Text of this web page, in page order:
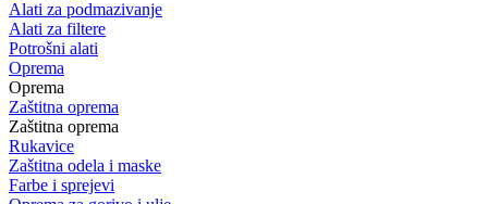
Alati za podmazivanje
Alati za filtere
Potrošni alati
Oprema
Oprema
Zaštitna oprema
Zaštitna oprema
Rukavice
Zaštitna odela i maske
Farbe i sprejevi